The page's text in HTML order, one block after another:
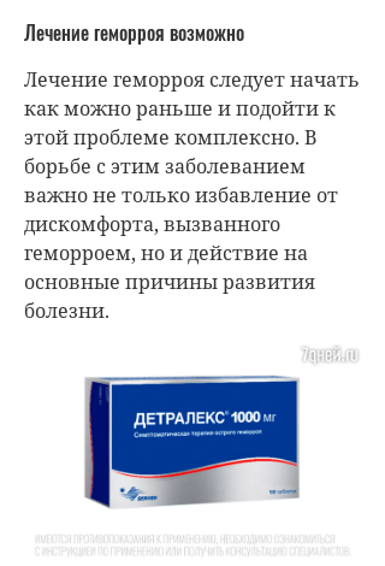
Лечение геморроя возможно
Лечение геморроя следует начать
как можно раньше и подойти к
этой проблеме комплексно. В
борьбе с этим заболеванием
важно не только избавление от
дискомфорта, вызванного
геморроем, но и действие на
основные причины развития
болезни.